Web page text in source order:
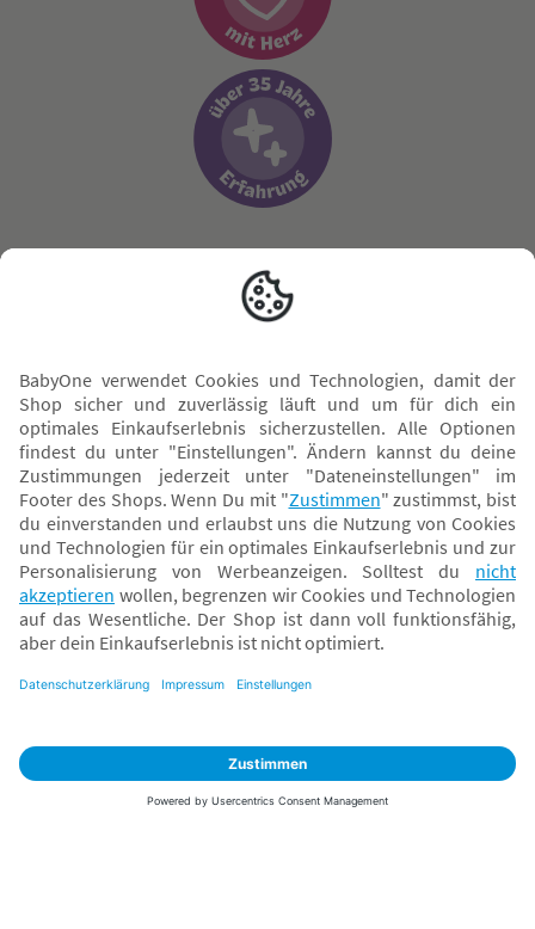
Versand mit
* Alle Preise inkl. MwSt. und ggf. zzgl.Versandkosten
Onlineshop geltende Preis stellt bei einem Verkauf durch unsere Franchise-
Nehmer eine unverbindliche Preisempfehlung dar. Der Verkaufspreis der
Franchise-Nehmer im Rahmen der Option „Reservieren und Abholen“ kann
daher von dem Verkaufspreis im Onlineshop abweichen. Angaben zu